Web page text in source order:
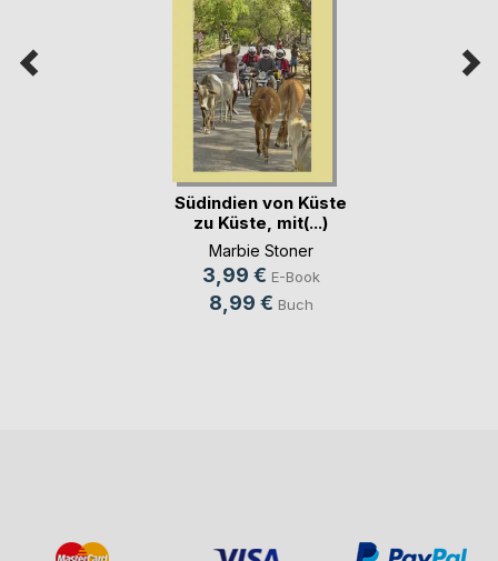
Südindien von Küste
zu Küste, mit(...)
Marbie Stoner
3,99 € E-Book
8,99 € Buch